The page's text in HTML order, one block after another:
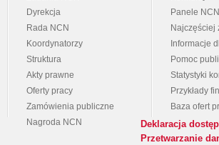
Dyrekcja
Rada NCN
Koordynatorzy
Struktura
Akty prawne
Oferty pracy
Zamówienia publiczne
Nagroda NCN
Panele NCN
Najczęściej
Informacje
Pomoc
Statystyki
Przykłady
Baza ofert
Deklaracja
Przetwarzanie